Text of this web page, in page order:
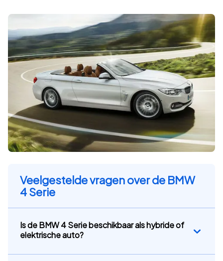
Veelgestelde vragen over de BMW
4 Serie
Is de BMW 4 Serie beschikbaar als hybride of
elektrische auto?